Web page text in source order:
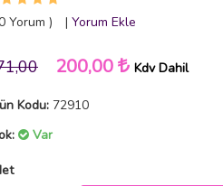
Yorum ) | Yorum Ekle
200,00 Kdv Dahil
Kodu: 72910
Var